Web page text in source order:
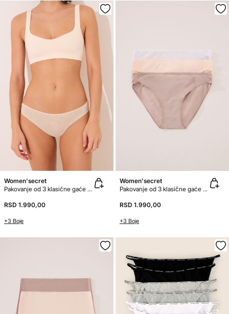
Women'secret
Pakovanje od 3 klasične gaće od organski pamuk
RSD 1.990,00
+3 Boje
Women'secret
Pakovanje od 3 klasične gaće od mikrofiber
RSD 1.990,00
+3 Boje